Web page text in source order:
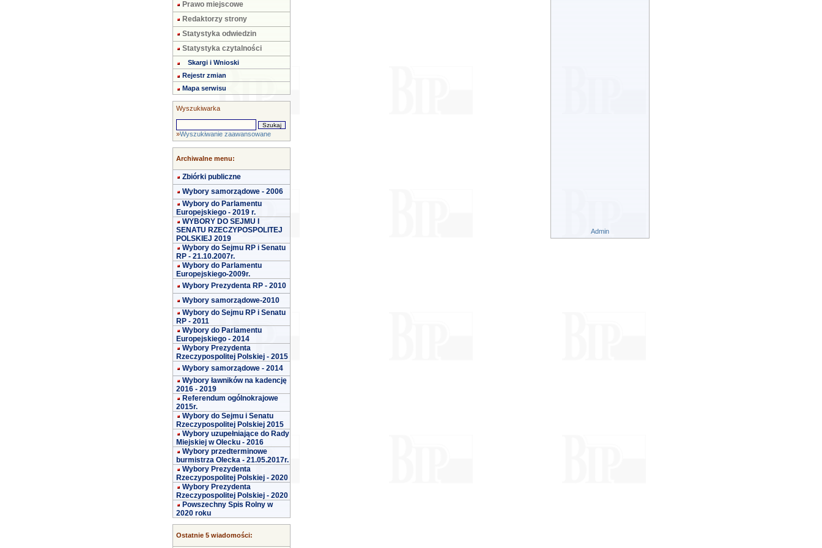
Prawo miejscowe
Redaktorzy strony
Statystyka odwiedzin
Statystyka czytalności
Skargi i Wnioski
Rejestr zmian
Mapa serwisu
Wyszukiwarka
»Wyszukiwanie zaawansowane
Archiwalne menu:
Zbiórki publiczne
Wybory samorządowe - 2006
Wybory do Parlamentu
Europejskiego - 2019 r.
WYBORY DO SEJMU I
SENATU RZECZYPOSPOLITEJ
POLSKIEJ 2019
Wybory do Sejmu RP i Senatu
RP - 21.10.2007r.
Wybory do Parlamentu
Europejskiego-2009r.
Wybory Prezydenta RP - 2010
Wybory samorządowe-2010
Wybory do Sejmu RP i Senatu
RP - 2011
Wybory do Parlamentu
Europejskiego - 2014
Wybory Prezydenta
Rzeczypospolitej Polskiej - 2015
Wybory samorządowe - 2014
Wybory ławników na kadencję
2016 - 2019
Referendum ogólnokrajowe
2015r.
Wybory do Sejmu i Senatu
Rzeczypospolitej Polskiej 2015
Wybory uzupełniające do Rady
Miejskiej w Olecku - 2016
Wybory przedterminowe
burmistrza Olecka - 21.05.2017r.
Wybory Prezydenta
Rzeczypospolitej Polskiej - 2020
Wybory Prezydenta
Rzeczypospolitej Polskiej - 2020
Powszechny Spis Rolny w
2020 roku
Ostatnie 5 wiadomości:
Admin